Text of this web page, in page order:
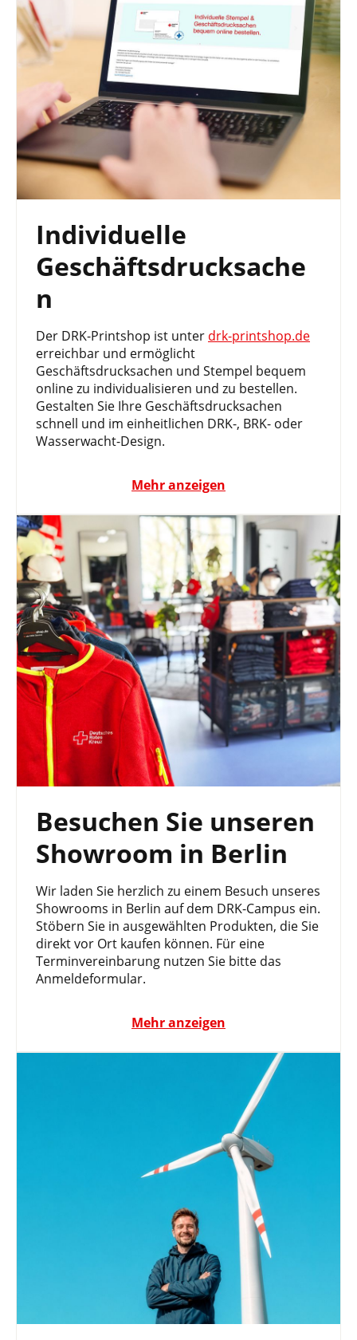
Individuelle
Geschäftsdrucksache
n
Der DRK-Printshop ist unter drk-printshop.de
erreichbar und ermöglicht
Geschäftsdrucksachen und Stempel bequem
online zu individualisieren und zu bestellen.
Gestalten Sie Ihre Geschäftsdrucksachen
schnell und im einheitlichen DRK-, BRK- oder
Wasserwacht-Design.
Mehr anzeigen
Besuchen Sie unseren
Showroom in Berlin
Wir laden Sie herzlich zu einem Besuch unseres
Showrooms in Berlin auf dem DRK-Campus ein.
Stöbern Sie in ausgewählten Produkten, die Sie
direkt vor Ort kaufen können. Für eine
Terminvereinbarung nutzen Sie bitte das
Anmeldeformular.
Mehr anzeigen